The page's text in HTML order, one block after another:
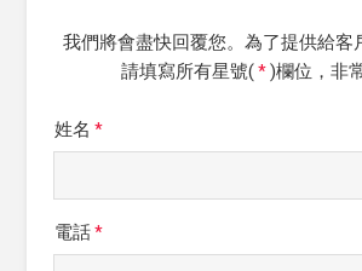
我們將會盡快回覆您。為了提供給客
請填寫所有星號(*)欄位，非
姓名 *
電話 *